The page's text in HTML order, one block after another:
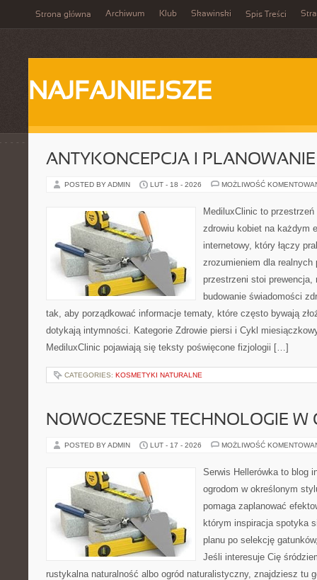
Strona główna Archiwum Klub Skawinski Spis Treści
NAJFAJNIEJSZE
ANTYKONCEPCJA I
POSTED BY ADMIN LUT - 18 - 2026 MOŻLIWOŚĆ
MediluxClinic to
zdrowiu kobiet na każdym
internetowy, który łączy
zrozumieniem dla
przestrzeni stoi prewencja,
budowanie świadomości
tak, aby porządkować informacje tematy, które często bywają
dotykają intymności. Kategorie Zdrowie piersi i Cykl
MediluxClinic pojawiają się teksty poświęcone fizjologii […]
CATEGORIES: KOSMETYKI NATURALNE
NOWOCZESNE TECHNOLOGIE W
POSTED BY ADMIN LUT - 17 - 2026 MOŻLIWOŚĆ
Serwis Hellerówka to blog
ogrodom w określonym
pomaga zaplanować
którym inspiracja spotyka
planu po selekcję
Jeśli interesuje Cię
rustykalna naturalność albo ogród naturalistyczny, znajdziesz tu